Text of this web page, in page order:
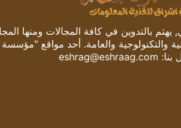
بالتدوين في كافة المجالات ومنها
والتكنولوجية والعامة. أحد مواقع "مؤسسة
بنا: eshrag@eshraag.com